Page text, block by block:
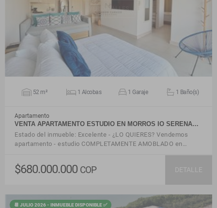
VER DETALLES
52 m² 1 Alcobas 1 Garaje 1 Baño(s)
Apartamento
VENTA APARTAMENTO ESTUDIO EN MORROS IO SERENA…
Estado del inmueble: Excelente - ¿LO QUIERES? Vendemos
apartamento - estudio COMPLETAMENTE AMOBLADO en…
$680.000.000 COP DETALLE
📆 JULIO 2026 - INMUEBLE DISPONIBLE ✅